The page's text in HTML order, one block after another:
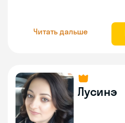
Читать дальше
Лусинэ